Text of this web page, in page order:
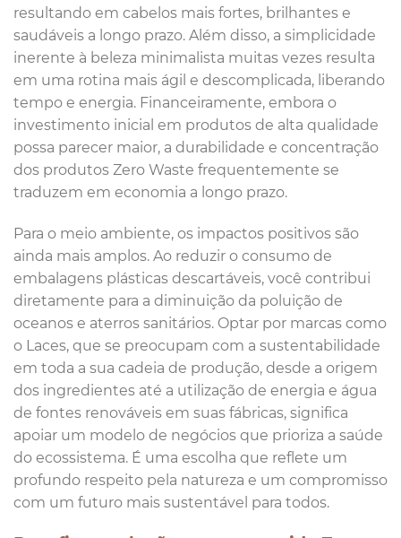
resultando em cabelos mais fortes, brilhantes e
saudáveis a longo prazo. Além disso, a simplicidade
inerente à beleza minimalista muitas vezes resulta
em uma rotina mais ágil e descomplicada, liberando
tempo e energia. Financeiramente, embora o
investimento inicial em produtos de alta qualidade
possa parecer maior, a durabilidade e concentração
dos produtos Zero Waste frequentemente se
traduzem em economia a longo prazo.
Para o meio ambiente, os impactos positivos são
ainda mais amplos. Ao reduzir o consumo de
embalagens plásticas descartáveis, você contribui
diretamente para a diminuição da poluição de
oceanos e aterros sanitários. Optar por marcas como
o Laces, que se preocupam com a sustentabilidade
em toda a sua cadeia de produção, desde a origem
dos ingredientes até a utilização de energia e água
de fontes renováveis em suas fábricas, significa
apoiar um modelo de negócios que prioriza a saúde
do ecossistema. É uma escolha que reflete um
profundo respeito pela natureza e um compromisso
com um futuro mais sustentável para todos.